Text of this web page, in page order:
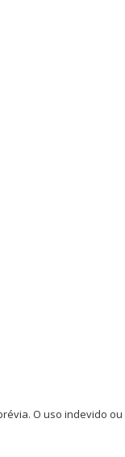
O uso indevido